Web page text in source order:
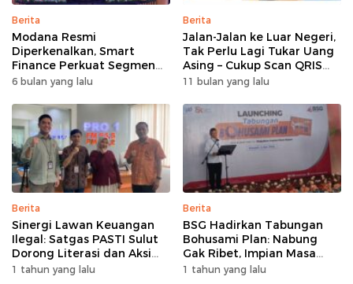
Berita
Modana Resmi
Diperkenalkan, Smart
Finance Perkuat Segmen
Pembiayaan Multiguna
6 bulan yang lalu
Berita
Jalan-Jalan ke Luar Negeri,
Tak Perlu Lagi Tukar Uang
Asing – Cukup Scan QRIS
Pakai BRImo
11 bulan yang lalu
Berita
Sinergi Lawan Keuangan
Ilegal: Satgas PASTI Sulut
Dorong Literasi dan Aksi
Kolektif Masyarakat
1 tahun yang lalu
Berita
BSG Hadirkan Tabungan
Bohusami Plan: Nabung
Gak Ribet, Impian Masa
Depan Makin Dekat!
1 tahun yang lalu